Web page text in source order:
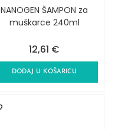
NANOGEN ŠAMPON za
muškarce 240ml
12,61 €
DODAJ U KOŠARICU